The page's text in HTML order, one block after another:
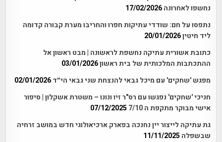
נחשפו לאחרונה 17/02/2026
נתפסו על חם: שודדי עתיקות חפרו והחריבו מערת קבורה קדומה
ליד חיטין20/01/2026
כתובת אשורית עתיקה נחשפת לראשונה | מבט ראשון אל
ההתכתבות המלכותית של בית ראשון03/01/2026
מפגש 'שחקים' עם מיכל גבאי להנצחת שני גבאי הי״ד 02/01/2026
חניכי 'שחקים' נפגשו עם רס"ר זיו ונונו – משטרת אשקלון | סיפור
אישי מבוקר מתקפת ה 7/10
07/12/2025
גת עתיקה לייצור יין נחנכה בפארק ארכיאולוגי חדש במושב זרחיה
שבשפלה 11/11/2025